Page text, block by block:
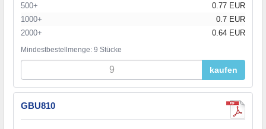
500+
0.77 EUR
1000+
0.7 EUR
2000+
0.64 EUR
Mindestbestellmenge: 9 Stücke
kaufen
GBU810